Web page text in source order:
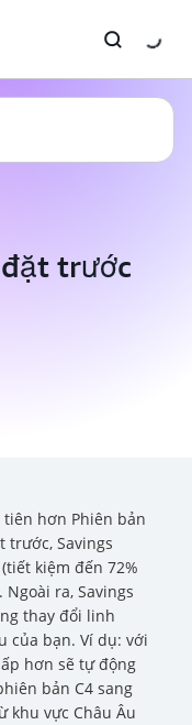
trước
tiên hơn Phiên bản
trước, Savings
kiệm đến 72%
ra, Savings
thay đổi linh
của bạn. Ví dụ: với
hơn sẽ tự động
bản C4 sang
khu vực Châu Âu